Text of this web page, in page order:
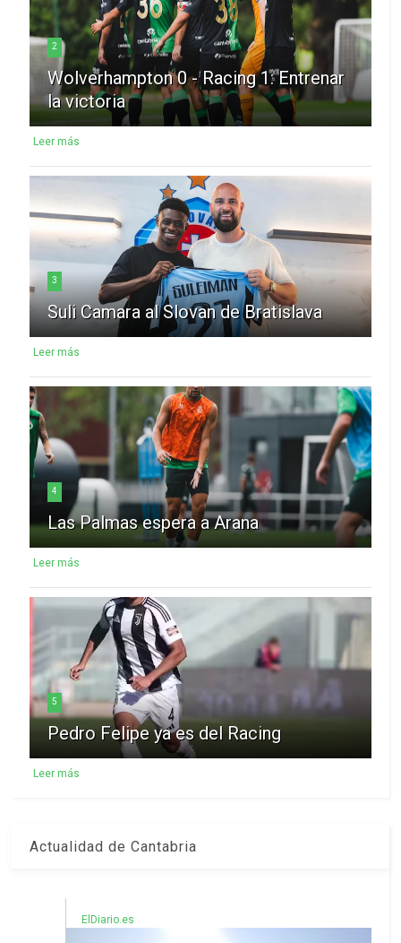
2
Wolverhampton 0 - Racing 1: Entrenar
la victoria
Leer más
3
Suli Camara al Slovan de Bratislava
Leer más
4
Las Palmas espera a Arana
Leer más
5
Pedro Felipe ya es del Racing
Leer más
Actualidad de Cantabria
ElDiario.es